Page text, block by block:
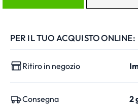
PER IL TUO ACQUISTO ONLINE:
Ritiro in negozio
Consegna 2